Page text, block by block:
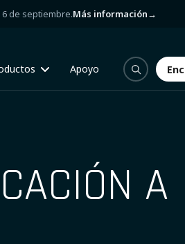
de septiembre.Más información→
Apoyo
A